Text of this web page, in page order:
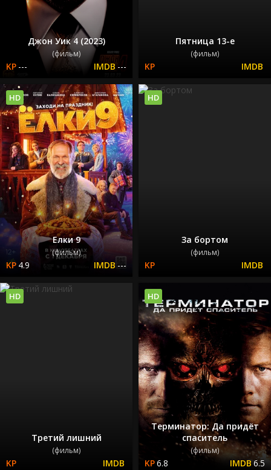
Джон Уик 4 (2023)
(фильм)
--- ---
Пятница 13-е
(фильм)
Елки 9
(фильм)
4.9 ---
HD
За бортом
(фильм)
HD
Третий лишний
(фильм)
HD
Терминатор: Да придёт
спаситель
(фильм)
6.8 6.5
HD